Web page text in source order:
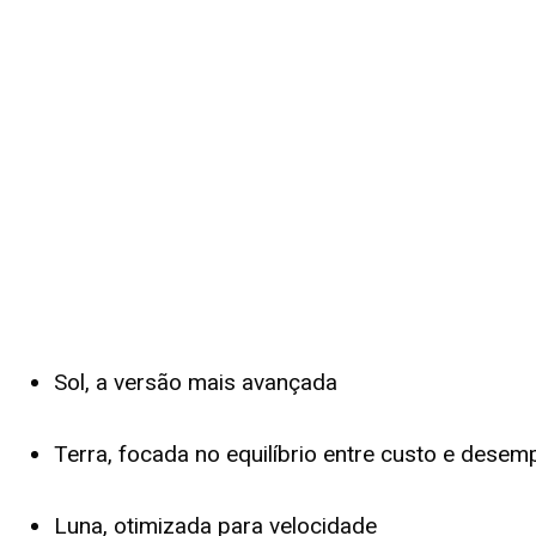
Sol, a versão mais avançada
Terra, focada no equilíbrio entre custo e
Luna, otimizada para velocidade